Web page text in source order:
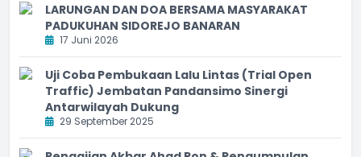
LARUNGAN DAN DOA BERSAMA MASYARAKAT
PADUKUHAN SIDOREJO BANARAN
17 Juni 2026
Uji Coba Pembukaan Lalu Lintas (Trial Open
Traffic) Jembatan Pandansimo Sinergi
Antarwilayah Dukung
29 September 2025